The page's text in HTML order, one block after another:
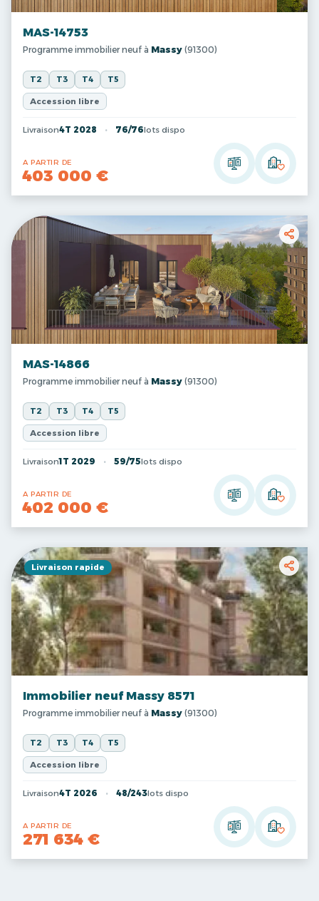
MAS-14753
Programme immobilier neuf à Massy (91300)
T2 T3 T4 T5
Accession libre
Livraison4T 2028 76/76lots dispo
A PARTIR DE
403 000 €
MAS-14866
Programme immobilier neuf à Massy (91300)
T2 T3 T4 T5
Accession libre
Livraison1T 2029 59/75lots dispo
A PARTIR DE
402 000 €
Livraison rapide
Immobilier neuf Massy 8571
Programme immobilier neuf à Massy (91300)
T2 T3 T4 T5
Accession libre
Livraison4T 2026 48/243lots dispo
A PARTIR DE
271 634 €